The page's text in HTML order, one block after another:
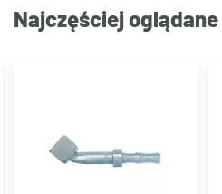
Najczęściej oglądane